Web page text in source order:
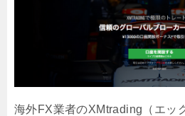
海外FX業者のXMtrading（エッ